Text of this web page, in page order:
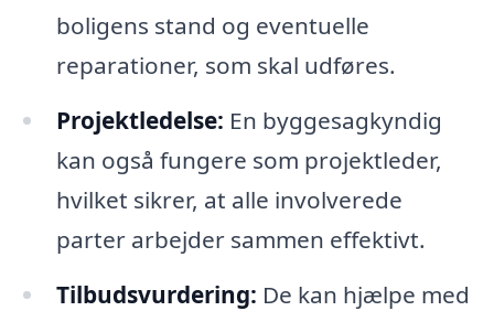
boligens stand og eventuelle
reparationer, som skal udføres.
Projektledelse: En byggesagkyndig
kan også fungere som projektleder,
hvilket sikrer, at alle involverede
parter arbejder sammen effektivt.
Tilbudsvurdering: De kan hjælpe med